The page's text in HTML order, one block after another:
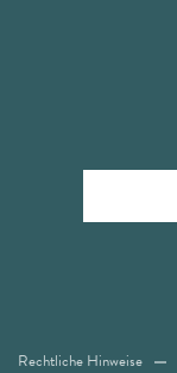
Rechtliche Hinweise